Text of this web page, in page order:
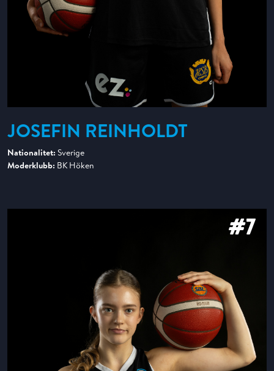
JOSEFIN REINHOLDT
Nationalitet: Sverige
Moderklubb: BK Höken
#7